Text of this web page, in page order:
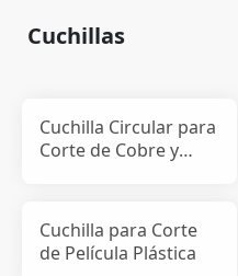
Cuchilla Circular para
Corte de Cobre y
Cuchilla para Corte
de Película Plástica
Cuchillas